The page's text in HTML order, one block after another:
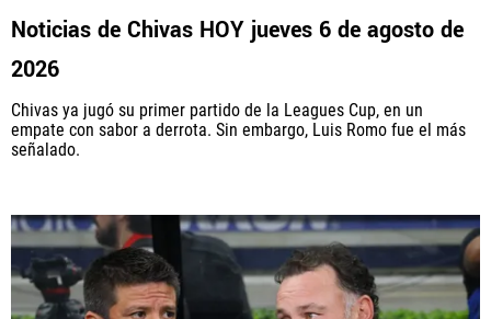
Noticias de Chivas HOY jueves 6 de agosto de
2026
Chivas ya jugó su primer partido de la Leagues Cup, en un
empate con sabor a derrota. Sin embargo, Luis Romo fue el más
señalado.